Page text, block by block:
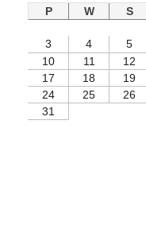
P
W S
3
4 5
10
11 12
17
18 19
24
25 26
31